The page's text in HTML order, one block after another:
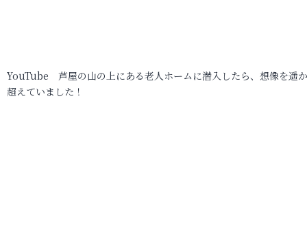
YouTube 芦屋の山の上にある老人ホームに潜入したら、想像を遥
超えていました！